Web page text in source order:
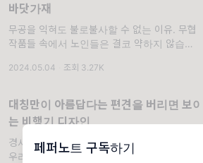
페퍼노트 구독하기
바닷가재
무공을 익혀도 불로불사할 수 없는 이유. 무협
작품들 속에서 노인들은 결코 약하지 않습니다.
노화도 어느 정도 상쇄할 수 있다는 설정 때문
2024.05.04 조회 3.27K
대칭만이 아름답다는 편견을 버리면 보이
는 비행기 디자인
경사익기의 기상천외한 디자인을 알아봅니다.
우리 문명엔 자연에서 힌트를 얻어 만들어낸 기